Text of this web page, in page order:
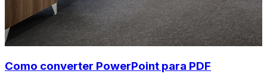
Como converter PowerPoint para PDF